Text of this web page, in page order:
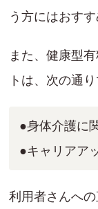
う方にはおすす
また、健康型
トは、次の通り
●身体介護に
●キャリアア
利用者さんへ